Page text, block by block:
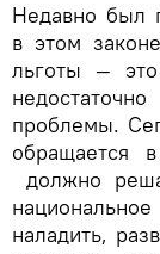
Недавно был
в этом
льготы —
проблемы.
обращается
должно
наладить,